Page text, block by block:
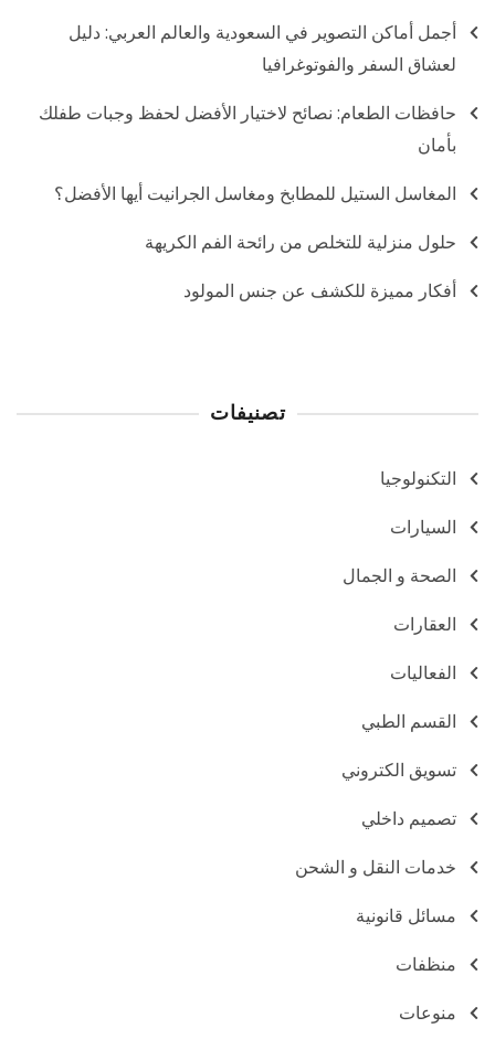
أجمل أماكن التصوير في السعودية والعالم العربي: دليل
لعشاق السفر والفوتوغرافيا
حافظات الطعام: نصائح لاختيار الأفضل لحفظ وجبات طفلك
بأمان
المغاسل الستيل للمطابخ ومغاسل الجرانيت أيها الأفضل؟
حلول منزلية للتخلص من رائحة الفم الكريهة
أفكار مميزة للكشف عن جنس المولود
تصنيفات
التكنولوجيا
السيارات
الصحة و الجمال
العقارات
الفعاليات
القسم الطبي
تسويق الكتروني
تصميم داخلي
خدمات النقل و الشحن
مسائل قانونية
منظفات
منوعات